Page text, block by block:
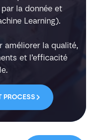
la donnée et
Learning).
améliorer la qualité,
et l’efficacité
PROCESS